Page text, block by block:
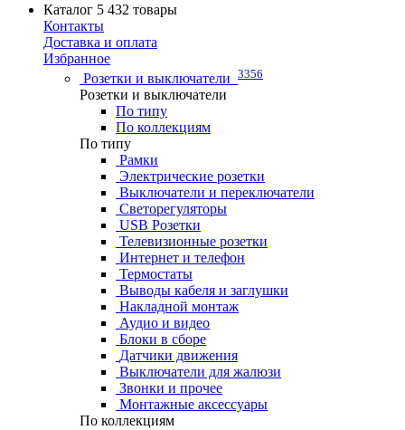
Каталог 5 432 товары
Контакты
Доставка и оплата
Избранное
Розетки и выключатели 3356
Розетки и выключатели
По типу
По коллекциям
По типу
Рамки
Электрические розетки
Выключатели и переключатели
Светорегуляторы
USB Розетки
Телевизионные розетки
Интернет и телефон
Термостаты
Выводы кабеля и заглушки
Накладной монтаж
Аудио и видео
Блоки в сборе
Датчики движения
Выключатели для жалюзи
Звонки и прочее
Монтажные аксессуары
По коллекциям